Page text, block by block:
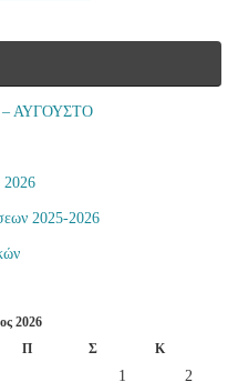
– ΑΥΓΟΥΣΤΟ
2026
2025-2026
2026
Π Σ Κ
1
2